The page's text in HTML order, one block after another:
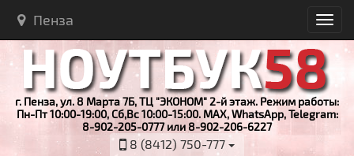
Пенза
г. Пенза, ул. 8 Марта 7Б, ТЦ "ЭКОНОМ" 2-й этаж. Режим работы:
Пн-Пт 10:00-19:00, Сб,Вс 10:00-15:00. MAX, WhatsApp, Telegram:
8-902-205-0777 или 8-902-206-6227
8 (8412) 750-777